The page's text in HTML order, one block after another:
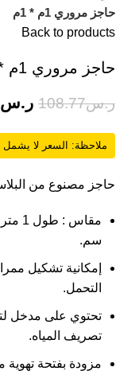
حاجز مروري 1م * 1م
Back to products
حاجز مروري 1م * 1م
ر.س108.77 ر.س
ملاحظة: السعر لا
حاجز مصنوع من البلاستيك
سم.
إمكانية تشكيل
التحمل.
تحتوي على مدخل
تصريف المياه.
مزودة بفتحة تهوية